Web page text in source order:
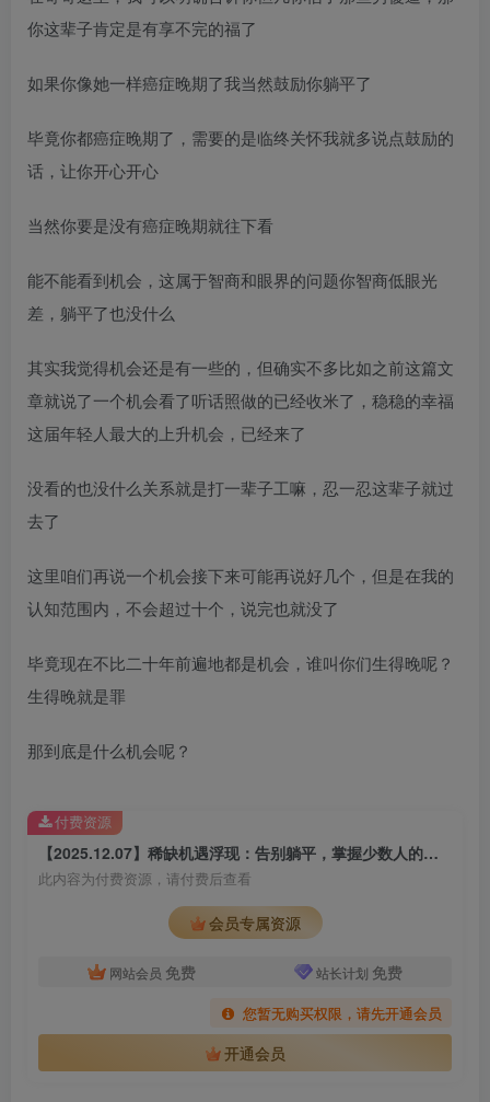
你这辈子肯定是有享不完的福了
如果你像她一样癌症晚期了我当然鼓励你躺平了
毕竟你都癌症晚期了，需要的是临终关怀我就多说点鼓励的
话，让你开心开心
当然你要是没有癌症晚期就往下看
能不能看到机会，这属于智商和眼界的问题你智商低眼光
差，躺平了也没什么
其实我觉得机会还是有一些的，但确实不多比如之前这篇文
章就说了一个机会看了听话照做的已经收米了，稳稳的幸福
这届年轻人最大的上升机会，已经来了
没看的也没什么关系就是打一辈子工嘛，忍一忍这辈子就过
去了
这里咱们再说一个机会接下来可能再说好几个，但是在我的
认知范围内，不会超过十个，说完也就没了
毕竟现在不比二十年前遍地都是机会，谁叫你们生得晚呢？
生得晚就是罪
那到底是什么机会呢？
【2025.12.07】稀缺机遇浮现：告别躺平，掌握少数人的逆袭法则
此内容为付费资源，请付费后查看
会员专属资源
网站会员 免费 站长计划 免费
您暂无购买权限，请先开通会员
开通会员
付费资源